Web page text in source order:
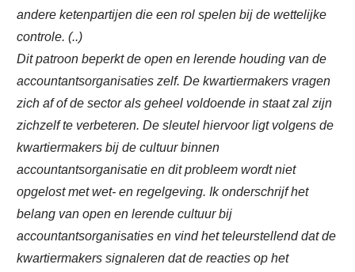
andere ketenpartijen die een rol spelen bij de wettelijke
controle. (..)
Dit patroon beperkt de open en lerende houding van de
accountantsorganisaties zelf. De kwartiermakers vragen
zich af of de sector als geheel voldoende in staat zal zijn
zichzelf te verbeteren. De sleutel hiervoor ligt volgens de
kwartiermakers bij de cultuur binnen
accountantsorganisatie en dit probleem wordt niet
opgelost met wet- en regelgeving. Ik onderschrijf het
belang van open en lerende cultuur bij
accountantsorganisaties en vind het teleurstellend dat de
kwartiermakers signaleren dat de reacties op het